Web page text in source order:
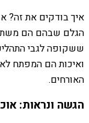
איך בודקים את זה?
הגלם שבהם הם
ששקופה לגבי
ואיכות הם המפתח
האורחים.
הגשה ונראות: